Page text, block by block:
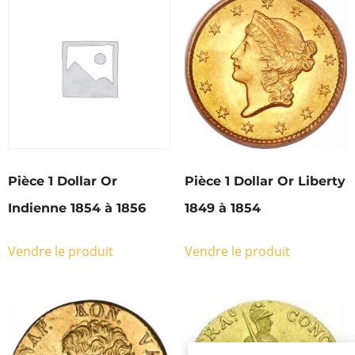
Pièce 1 Dollar Or
Indienne 1854 à 1856
Vendre le produit
Pièce 1 Dollar Or Liberty
1849 à 1854
Vendre le produit